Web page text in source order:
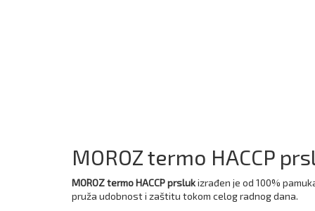
MOROZ termo HACCP
MOROZ termo HACCP prslukizrađen je od 100%
pruža udobnost i zaštitu tokom celog radnog dana.